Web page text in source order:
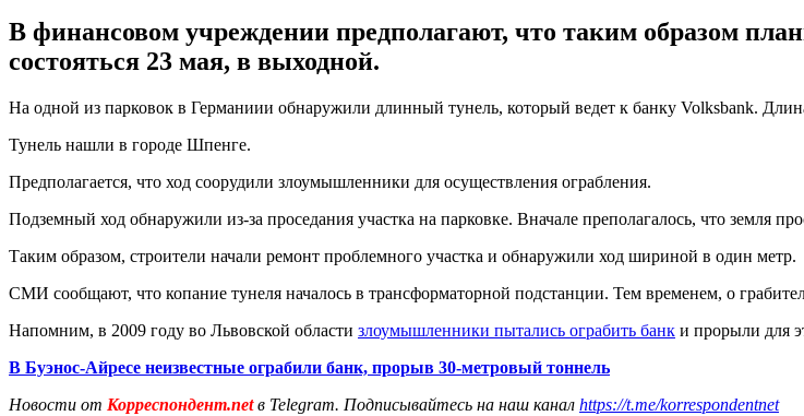
В финансовом учреждении предполагают, что таким образом
состояться 23 мая, в выходной.
На одной из парковок в Германиии обнаружили длинный тунель, который ведет к банку Volksbank.
Тунель нашли в городе Шпенге.
Предполагается, что ход соорудили злоумышленники для осуществления ограбления.
Подземный ход обнаружили из-за проседания участка на парковке. Вначале преполагалось, что земля
Таким образом, строители начали ремонт проблемного участка и обнаружили ход шириной в один метр.
СМИ сообщают, что копание тунеля началось в трансформаторной подстанции. Тем временем, о
Напомним, в 2009 году во Львовской области злоумышленники пытались ограбить банк и прорыли для
В Буэнос-Айресе неизвестные ограбили банк, прорыв 30-метровый тоннель
Новости от Корреспондент.netв Telegram. Подписывайтесь на наш канал https://t.me/korrespondentnet